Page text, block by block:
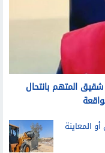
المتهم بانتحال